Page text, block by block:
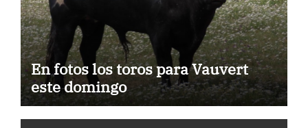
En fotos los toros para Vauvert
este domingo